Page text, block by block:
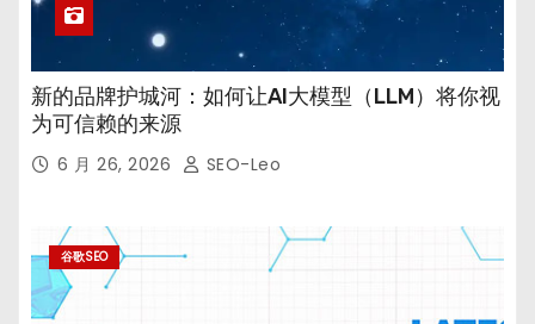
新的品牌护城河：如何让AI大模型（LLM）将你视
为可信赖的来源
6 月 26, 2026 SEO-Leo
谷歌SEO